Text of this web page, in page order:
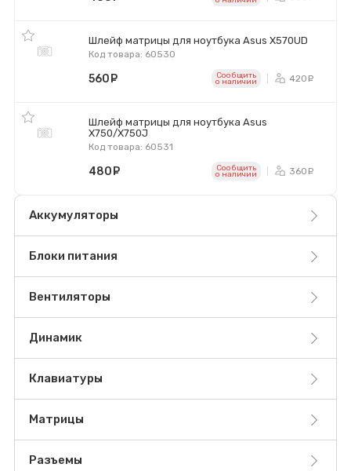
Шлейф матрицы для ноутбука Asus X570UD
Код товара: 60530
560 Сообщить
o наличии 420
Шлейф матрицы для ноутбука Asus
X750/X750J
Код товара: 60531
480 Сообщить
o наличии 360
Аккумуляторы
Блоки питания
Вентиляторы
Динамик
Клавиатуры
Матрицы
Разъемы